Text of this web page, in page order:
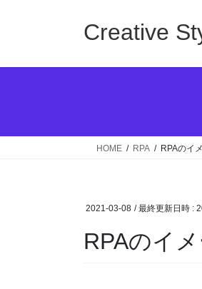
Creative
HOME RPA RPAのイ
2021-03-08 / 最終更新日時 :
RPAのイ